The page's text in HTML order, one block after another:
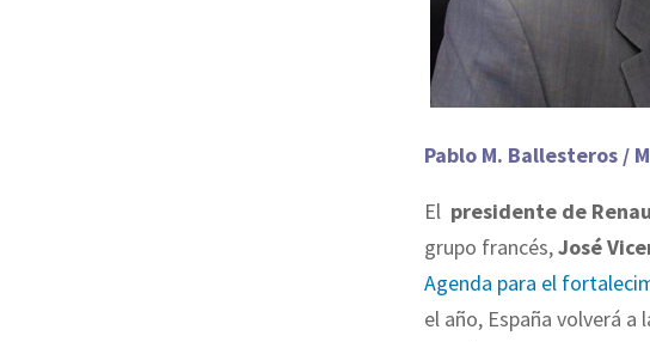
Pablo M. Ballesteros /
El presidente de
grupo francés,José
Agenda para el
el año, España volverá a